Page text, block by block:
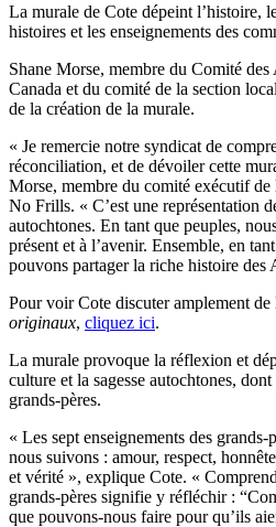
La murale de Cote dépeint l’histoire,
histoires et les enseignements des
Shane Morse, membre du Comité
Canada et du comité de la section
de la création de la murale.
« Je remercie notre syndicat de
réconciliation, et de dévoiler cette
Morse, membre du comité exécutif
No Frills. « C’est une représentation
autochtones. En tant que peuples,
présent et à l’avenir. Ensemble, en
pouvons partager la riche histoire des
Pour voir Cote discuter amplement de
originaux, cliquez ici.
La murale provoque la réflexion et
culture et la sagesse autochtones,
grands-pères.
« Les sept enseignements des grands-
nous suivons : amour, respect,
et vérité », explique Cote. «
grands-pères signifie y réfléchir :
que pouvons-nous faire pour qu’ils